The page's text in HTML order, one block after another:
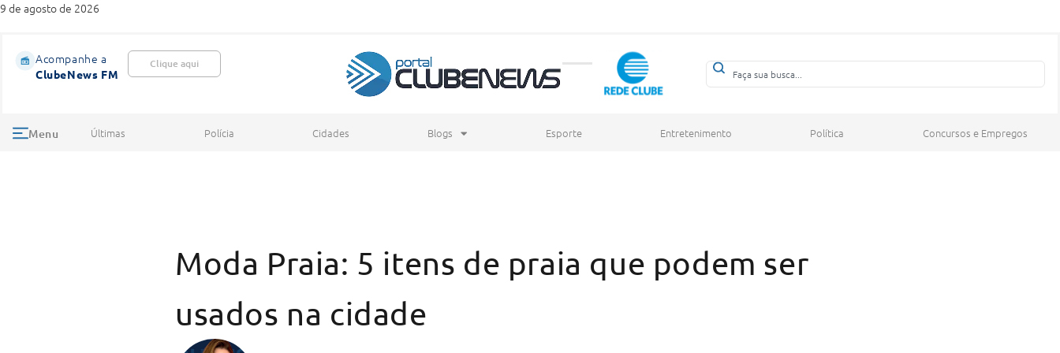
9 de agosto de 2026
Acompanhe a
ClubeNews FM
Clique aqui
Menu Últimas Polícia Cidades Blogs Esporte Entretenimento Política Concursos e Empregos
Moda Praia: 5 itens de praia que podem ser
usados na cidade